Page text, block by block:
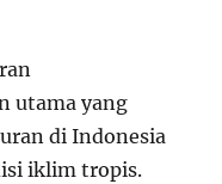
utama yang
di Indonesia
iklim tropis.